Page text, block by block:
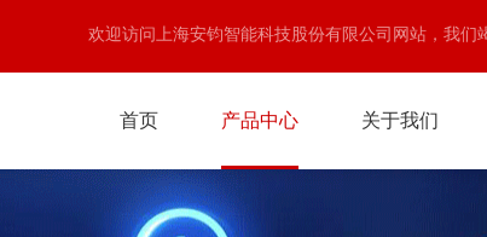
欢迎访问上海安钧智能科技股份有限公司网站，我们
首页 产品中心 关于我们